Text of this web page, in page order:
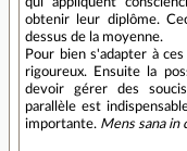
obtenir leur diplôme.
dessus de la moyenne.
Pour bien s'adapter à
rigoureux. Ensuite la
devoir gérer des
parallèle est
importante. Mens sana in